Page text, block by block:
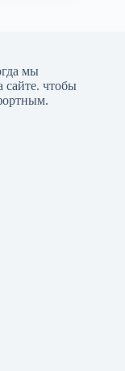
мы
сайте. чтобы